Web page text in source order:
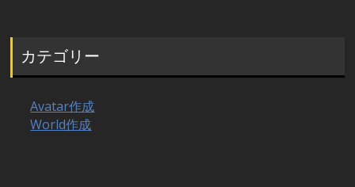
カテゴリー
Avatar作成
World作成